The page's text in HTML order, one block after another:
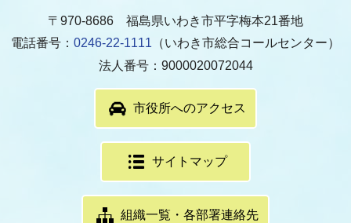
〒970-8686 福島県いわき市平字梅本21番地
電話番号： 0246-22-1111 （いわき市総合コールセンター）
法人番号：9000020072044
市役所へのアクセス
サイトマップ
組織一覧・各部署連絡先